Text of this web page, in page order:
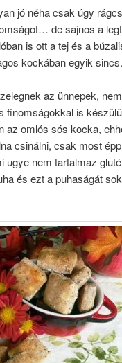
jó néha csak úgy
de sajnos a
is ott a tej és a
kockában egyik
az ünnepek,
finomságokkal is
az omlós sós kocka,
csinálni, csak most
ugye nem tartalmaz
és ezt a puhaságát